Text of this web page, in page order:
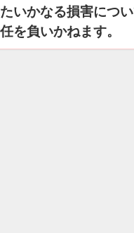
いかなる損害につ
を負いかねます。